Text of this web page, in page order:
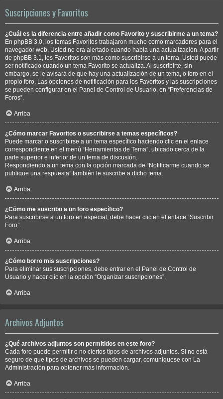
Suscripciones y Favoritos
¿Cuál es la diferencia entre añadir como Favorito y suscribirme a un tema?
En phpBB 3.0, los temas Favoritos trabajaron mucho como marcadores para el
navegador web. Usted no era alertado cuando había una actualización. A partir
de phpBB 3.1, los Favoritos son más como suscribirse a un tema. Usted puede
ser notificado cuando un tema Favorito se actualiza. Al suscribirte, sin
embargo, se le avisará de que hay una actualización de un tema, o foro en el
propio foro. Las opciones de notificación para los Favoritos y las suscripciones
se pueden configurar en el Panel de Control de Usuario, en “Preferencias de
Foros”.
Arriba
¿Cómo marcar Favoritos o suscribirse a temas específicos?
Puede marcar o suscribirse a un tema específico haciendo clic en el enlace
correspondiente en el menú “Herramientas de Tema”, ubicado cerca de la
parte superior e inferior de un tema de discusión.
Respondiendo a un tema con la opción marcada de “Notificarme cuando se
publique una respuesta” también le suscribe a dicho tema.
Arriba
¿Cómo me suscribo a un foro específico?
Para suscribirse a un foro en especial, debe hacer clic en el enlace “Suscribir
Foro”.
Arriba
¿Cómo borro mis suscripciones?
Para eliminar sus suscripciones, debe entrar en el Panel de Control de
Usuario y hacer clic en la opción “Organizar suscripciones”.
Arriba
Archivos Adjuntos
¿Qué archivos adjuntos son permitidos en este foro?
Cada foro puede permitir o no ciertos tipos de archivos adjuntos. Si no está
seguro de que tipos de archivos se pueden cargar, comuníquese con La
Administración para obtener más información.
Arriba